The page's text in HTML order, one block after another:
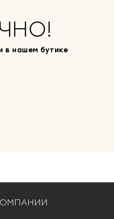
в нашем бутике